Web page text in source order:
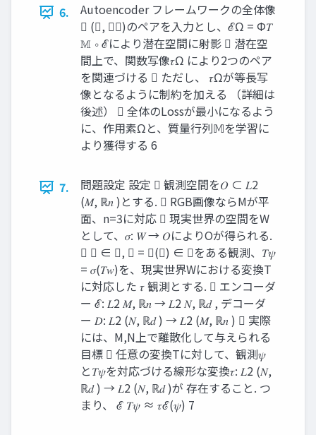
6.
Autoencoder フレームワークの全体像
 (𝜓, 𝑇𝜓)のペアを入力とし、ℰΩ = Φ𝑇
𝕄 ∘ ℰにより潜在空間に射影  潜在空
間上で、関数写像𝜏Ω により2つのペア
を関連づける  ただし、 𝜏Ωが等長写
像となるように制約を加える （詳細は
後述）  全体のLossが最小になるよう
に、作用素Ωと、質量行列𝕄を学習に
より獲得する 6
7.
問題設定 設定  観測空間を𝑂 ⊂ 𝐿2
(𝑀, ℝ𝑛 )とする.  RGB画像ならMが平
面、n=3に対応  現実世界の空間をW
として、𝜎: 𝑊 → 𝑂によりOが得られる.
 𝑤 ∈ 𝑊, 𝜓 = 𝜎(𝑤) ∈ 𝑂をある観測、𝑇𝜓
= 𝜎(𝑇𝑤)を、現実世界Wにおける変換T
に対応した 𝜏 観測とする.  エンコーダ
ー ℰ: 𝐿2 𝑀, ℝ𝑛 → 𝐿2 𝑁, ℝ𝑑 , デコーダ
ー 𝐷: 𝐿2 (𝑁, ℝ𝑑 ) → 𝐿2 (𝑀, ℝ𝑛 )  実際
には、M,N上で離散化して与えられる
目標  任意の変換Tに対して、観測𝜓
と𝑇𝜓を対応づける線形な変換𝜏: 𝐿2 (𝑁,
ℝ𝑑 ) → 𝐿2 (𝑁, ℝ𝑑 )が 存在すること. つ
まり、 ℰ 𝑇𝜓 ≈ 𝜏ℰ(𝜓) 7